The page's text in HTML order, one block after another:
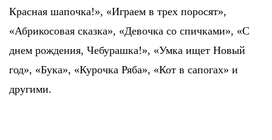
Красная шапочка!», «Играем в трех поросят»,
«Абрикосовая сказка», «Девочка со спичками», «С
днем рождения, Чебурашка!», «Умка ищет Новый
год», «Бука», «Курочка Ряба», «Кот в сапогах» и
другими.